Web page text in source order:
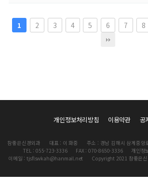
1 2 3 4 5 6 7 8
개인정보처리방침 이용약관 공
참좋은신경외과 대표 : 이 화중
주소 : 경남 김해시 삼계중
TEL : 055-723-3336
FAX : 070-8650-3336
개인정
이메일 : tjsflswkah@hanmail.net
Copyright 2021 참좋은